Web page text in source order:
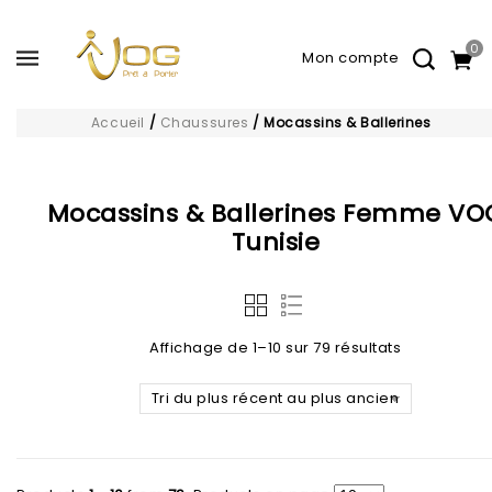
0
Accueil / Chaussures /Mocassins & Ballerines
Mocassins & Ballerines Femme
Tunisie
Affichage de 1–10 sur 79 résultats
Tri du plus récent au plus ancien